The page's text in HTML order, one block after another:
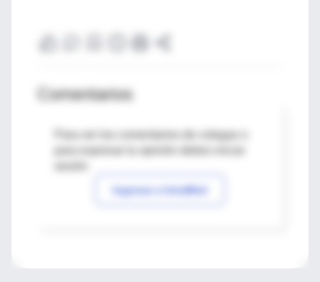
Comentarios
Para ver los comentarios de colegas o
Ingresar a IntraMed